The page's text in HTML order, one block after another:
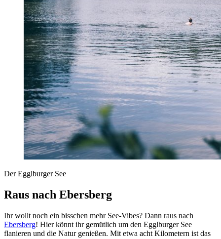
Der Egglburger See
Raus nach Ebersberg
Ihr wollt noch ein bisschen mehr See-Vibes? Dann raus nach
Ebersberg! Hier könnt ihr gemütlich um den Egglburger See
flanieren und die Natur genießen. Mit etwa acht Kilometern ist das